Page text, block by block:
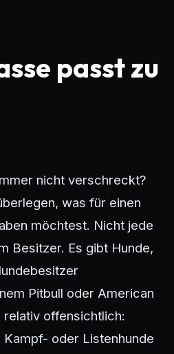
passt zu
nicht verschreckt?
was für einen
möchtest. Nicht jede
Besitzer. Es gibt Hunde,
Pitbull oder American
offensichtlich:
Kampf- oder Listenhunde